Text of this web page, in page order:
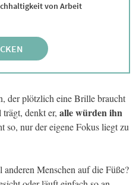
von Arbeit
der plötzlich eine Brille braucht
denkt er, alle würden ihn
so, nur der eigene Fokus liegt zu
Menschen auf die Füße?